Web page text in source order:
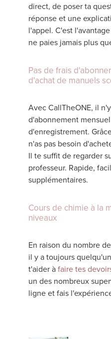
direct, de poser ta
réponse et une
l'appel. C'est
ne paies jamais plus
Pas de frais
d'achat de manuels
Avec CallTheONE, il
d'abonnement
d'enregistrement.
n'as pas besoin
Il te suffit de regarder
professeur. Rapide,
supplémentaires.
Cours de chimie à la
niveaux
En raison du nombre
il y a toujours
t'aider àfaire tes
un des nombreux
ligne et fais